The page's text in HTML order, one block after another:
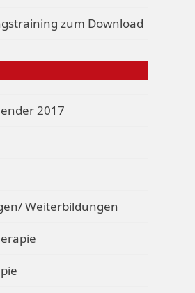
zum Download
2017
Weiterbildungen